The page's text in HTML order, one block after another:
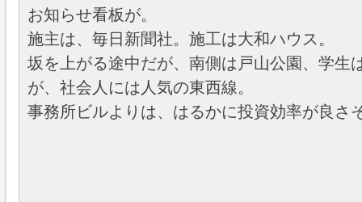
お知らせ看板が。
施主は、毎日新聞社。施工は大和ハウス。
坂を上がる途中だが、南側は戸山公園、学生
が、社会人には人気の東西線。
事務所ビルよりは、はるかに投資効率が良さ